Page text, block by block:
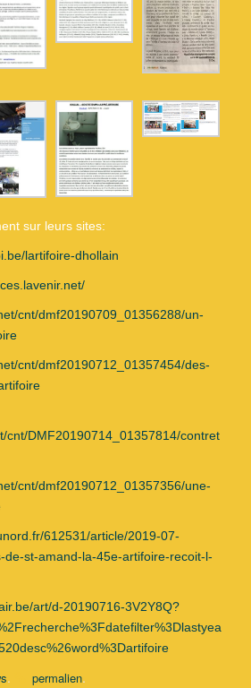
sur leurs sites:
lartifoire-dhollain
cnt/dmf20190709_01356288/un-
cnt/dmf20190712_01357454/des-
cnt/DMF20190714_01357814/contret
cnt/dmf20190712_01357356/une-
612531/article/2019-07-
de-st-amand-la-45e-artifoire-recoit-l-
art/d-20190716-3V2Y8Q?
. permalien.